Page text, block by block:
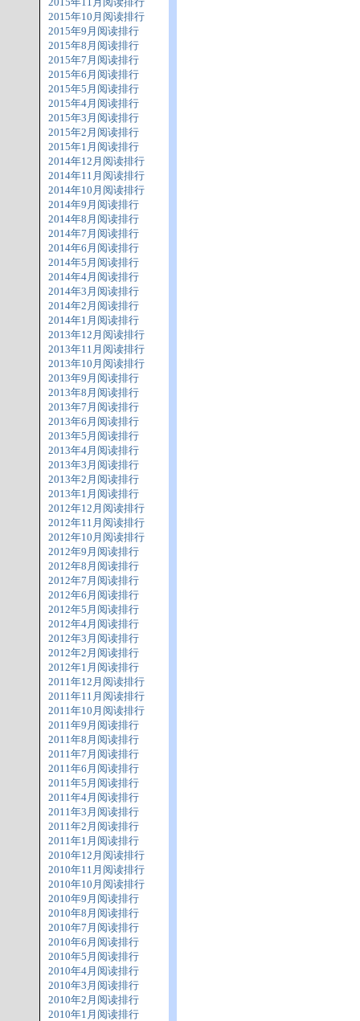
2015年10月阅读排行
2015年9月阅读排行
2015年8月阅读排行
2015年7月阅读排行
2015年6月阅读排行
2015年5月阅读排行
2015年4月阅读排行
2015年3月阅读排行
2015年2月阅读排行
2015年1月阅读排行
2014年12月阅读排行
2014年11月阅读排行
2014年10月阅读排行
2014年9月阅读排行
2014年8月阅读排行
2014年7月阅读排行
2014年6月阅读排行
2014年5月阅读排行
2014年4月阅读排行
2014年3月阅读排行
2014年2月阅读排行
2014年1月阅读排行
2013年12月阅读排行
2013年11月阅读排行
2013年10月阅读排行
2013年9月阅读排行
2013年8月阅读排行
2013年7月阅读排行
2013年6月阅读排行
2013年5月阅读排行
2013年4月阅读排行
2013年3月阅读排行
2013年2月阅读排行
2013年1月阅读排行
2012年12月阅读排行
2012年11月阅读排行
2012年10月阅读排行
2012年9月阅读排行
2012年8月阅读排行
2012年7月阅读排行
2012年6月阅读排行
2012年5月阅读排行
2012年4月阅读排行
2012年3月阅读排行
2012年2月阅读排行
2012年1月阅读排行
2011年12月阅读排行
2011年11月阅读排行
2011年10月阅读排行
2011年9月阅读排行
2011年8月阅读排行
2011年7月阅读排行
2011年6月阅读排行
2011年5月阅读排行
2011年4月阅读排行
2011年3月阅读排行
2011年2月阅读排行
2011年1月阅读排行
2010年12月阅读排行
2010年11月阅读排行
2010年10月阅读排行
2010年9月阅读排行
2010年8月阅读排行
2010年7月阅读排行
2010年6月阅读排行
2010年5月阅读排行
2010年4月阅读排行
2010年3月阅读排行
2010年2月阅读排行
2010年1月阅读排行